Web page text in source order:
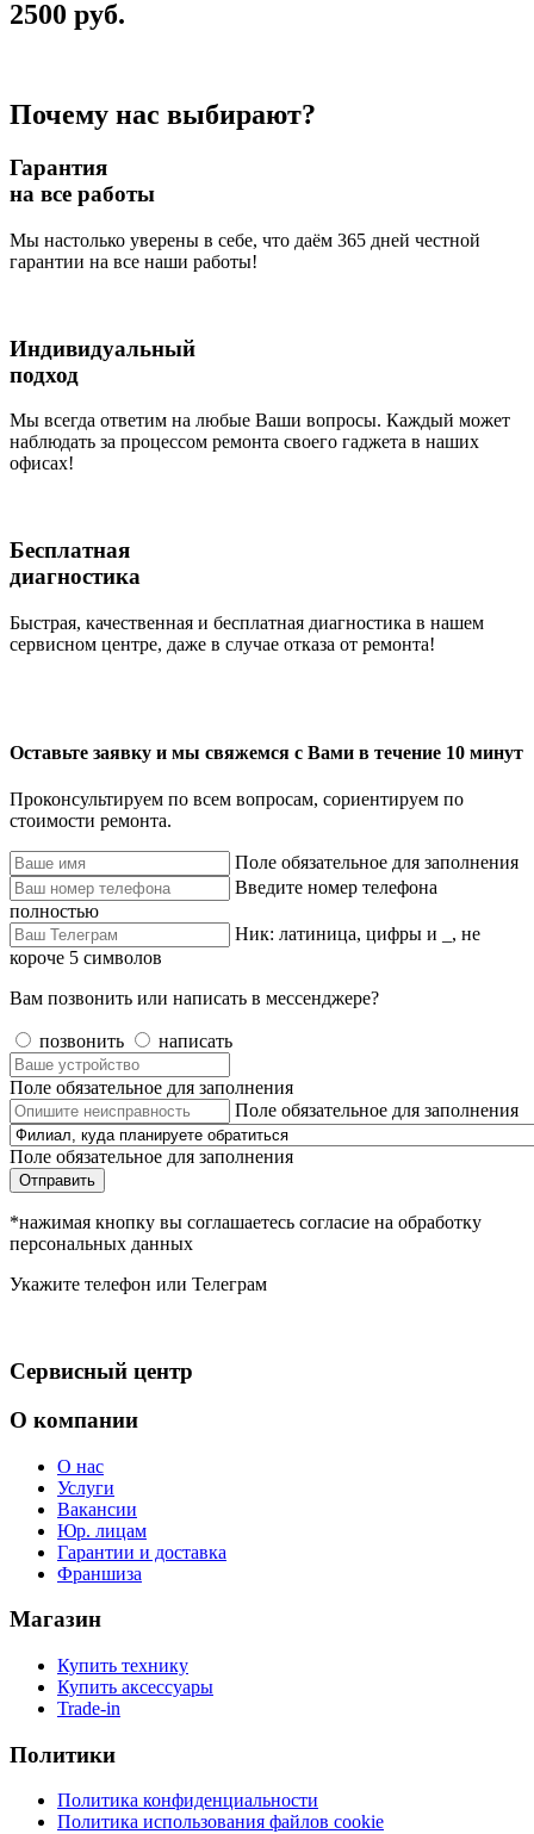
2500 руб.
Почему нас выбирают?
Гарантия
на все работы
Мы настолько уверены в себе, что даём 365 дней честной
гарантии на все наши работы!
Индивидуальный
подход
Мы всегда ответим на любые Ваши вопросы. Каждый может
наблюдать за процессом ремонта своего гаджета в наших
офисах!
Бесплатная
диагностика
Быстрая, качественная и бесплатная диагностика в нашем
сервисном центре, даже в случае отказа от ремонта!
Оставьте заявку и мы свяжемся с Вами в течение 10 минут
Проконсультируем по всем вопросам, сориентируем по
стоимости ремонта.
Поле обязательное для заполнения
Введите номер телефона
полностью
Ник: латиница, цифры и _, не
короче 5 символов
Вам позвонить или написать в мессенджере?
позвонить написать
Поле обязательное для заполнения
Поле обязательное для заполнения
Поле обязательное для заполнения
Отправить
*нажимая кнопку вы соглашаетесь согласие на обработку
персональных данных
Укажите телефон или Телеграм
Сервисный центр
О компании
О нас
Услуги
Вакансии
Юр. лицам
Гарантии и доставка
Франшиза
Магазин
Купить технику
Купить аксессуары
Trade-in
Политики
Политика конфиденциальности
Политика использования файлов cookie